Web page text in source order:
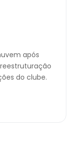
após
do clube.